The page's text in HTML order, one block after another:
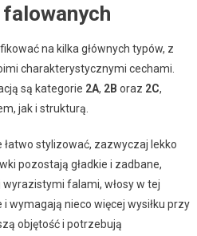
falowanych
na kilka głównych typów, z
charakterystycznymi cechami.
są kategorie 2A, 2B oraz 2C,
jak i strukturą.
łatwo stylizować, zazwyczaj lekko
pozostają gładkie i zadbane,
wyrazistymi falami, włosy w tej
wymagają nieco więcej wysiłku przy
objętość i potrzebują